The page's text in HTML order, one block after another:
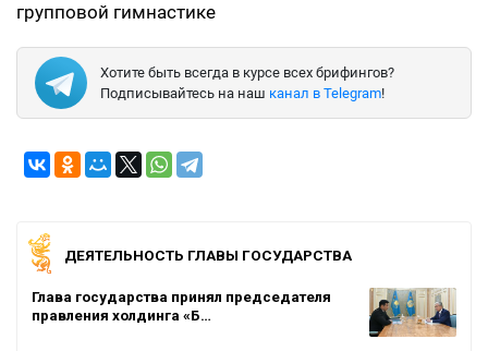
групповой гимнастике
Хотите быть всегда в курсе всех брифингов?
Подписывайтесь на наш канал в Telegram!
ДЕЯТЕЛЬНОСТЬ ГЛАВЫ ГОСУДАРСТВА
Глава государства принял председателя
правления холдинга «Б…